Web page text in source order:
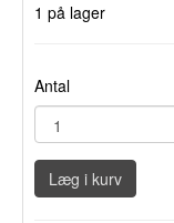
1 på lager
Antal
Læg i kurv